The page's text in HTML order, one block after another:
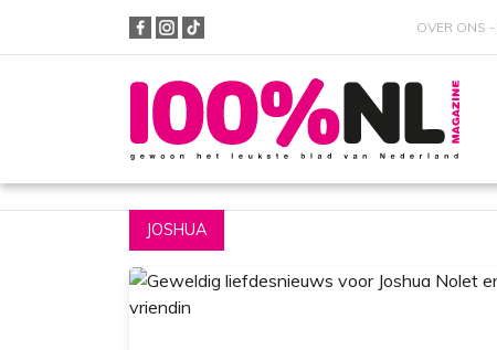
OVER ONS
Zoeken
JOSHUA